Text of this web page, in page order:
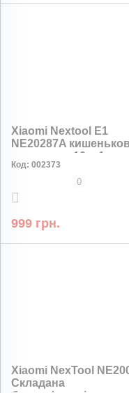
Xiaomi Nextool E1
NE20287A
мультитул 10 в 1 для
EDC та туризму
Код: 002373
0
999 грн.
Xiaomi NexTool
Складана